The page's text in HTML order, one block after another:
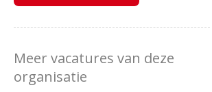
Meer vacatures van deze
organisatie